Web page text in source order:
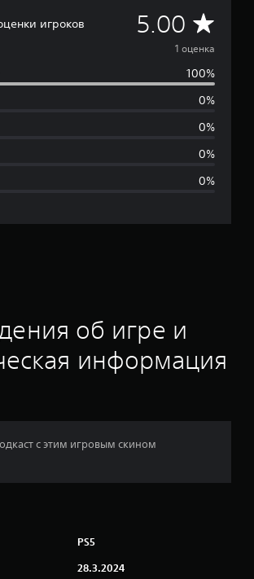
игроков 5.00 С
р
е
д
о
н
к
:
1 оценка
100%
0%
0%
0%
0%
об игре и
информация
с этим игровым скином
PS5
28.3.2024